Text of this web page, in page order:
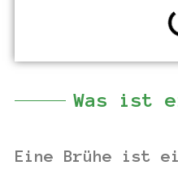
Was ist
Eine Brühe ist